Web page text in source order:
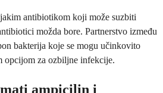
antibiotikom koji može suzbiti
možda bore. Partnerstvo između
bakterija koje se mogu učinkovito
opcijom za ozbiljne infekcije.
ampicilin i